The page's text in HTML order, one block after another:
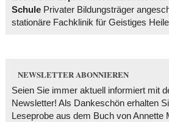
SchulePrivater Bildungsträger
stationäre Fachklinik für Geistiges
NEWSLETTER ABONNIEREN
Seien Sie immer aktuell informiert mit
Newsletter! Als Dankeschön erhalten
Leseprobe aus dem Buch von Annette